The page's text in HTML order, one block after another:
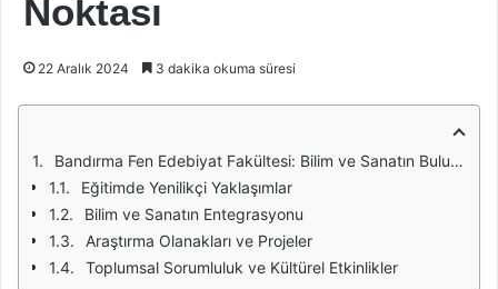
Noktası
22 Aralık 2024 3 dakika okuma süresi
Bandırma Fen Edebiyat Fakültesi: Bilim ve Sanatın Buluşma Noktası
Eğitimde Yenilikçi Yaklaşımlar
Bilim ve Sanatın Entegrasyonu
Araştırma Olanakları ve Projeler
Toplumsal Sorumluluk ve Kültürel Etkinlikler